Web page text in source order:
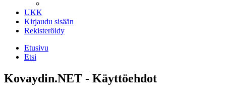
UKK
Kirjaudu sisään
Rekisteröidy
Etusivu
Etsi
Kovaydin.NET - Käyttöehdot